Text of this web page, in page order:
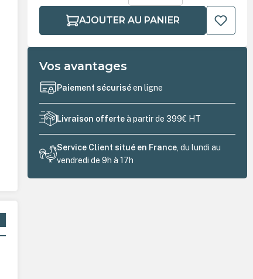
AJOUTER AU PANIER
Vos avantages
Paiement sécuriséen ligne
Livraison offerteà partir de 399€ HT
Service Client situé en France , du lundi au
vendredi de 9h à 17h